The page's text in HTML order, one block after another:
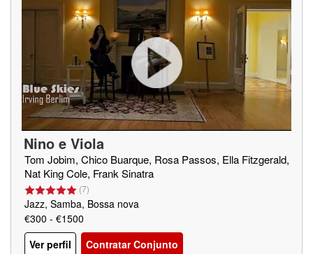
Nino e Viola
Tom Jobim, Chico Buarque, Rosa Passos, Ella Fitzgerald,
Nat King Cole, Frank Sinatra
(7)
Jazz, Samba, Bossa nova
€300 - €1500
Ver perfil
Contratar Conjunto